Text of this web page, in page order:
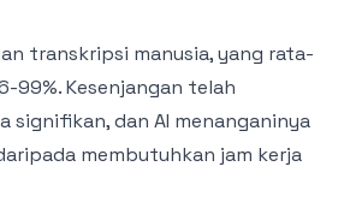
transkripsi manusia, yang rata-
99%. Kesenjangan telah
signifikan, dan AI menanganinya
membutuhkan jam kerja